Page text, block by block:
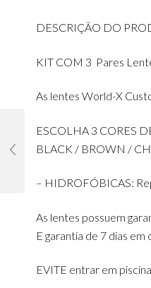
DESCRIÇÃO DO
KIT COM 3 Pares
As lentes World-X
ESCOLHA 3 CORES
BLACK / BROWN /
– HIDROFÓBICAS:
As lentes possuem
E garantia de 7 dias em
EVITE entrar em